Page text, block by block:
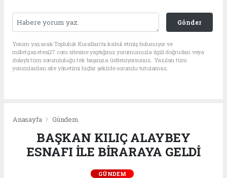
Gönder
Yorum yazarak Topluluk Kuralları’nı kabul etmiş bulunuyor ve
milletgazetesi27.com sitesine yaptığınız yorumunuzla ilgili doğrudan veya
dolaylı tüm sorumluluğu tek başınıza üstleniyorsunuz. Yazılan tüm
yorumlardan site yönetimi hiçbir şekilde sorumlu tutulamaz.
Anasayfa Gündem
BAŞKAN KILIÇ ALAYBEY
ESNAFI İLE BİRARAYA GELDİ
GÜNDEM